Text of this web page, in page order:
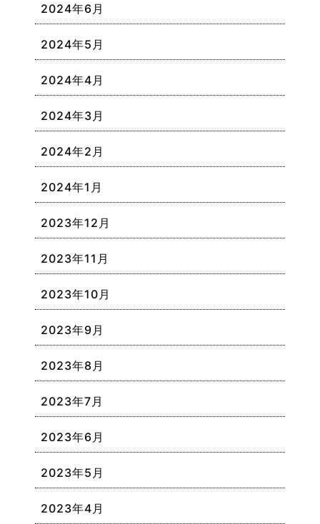
2024年6月
2024年5月
2024年4月
2024年3月
2024年2月
2024年1月
2023年12月
2023年11月
2023年10月
2023年9月
2023年8月
2023年7月
2023年6月
2023年5月
2023年4月